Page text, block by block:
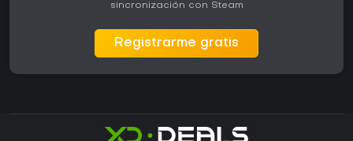
sincronización con Steam
Registrarme gratis